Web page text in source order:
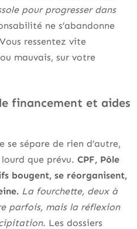
pour progresser dans
ne s’abandonne
ressentez vite
mauvais, sur votre
financement et aides
se sépare de rien d’autre,
que prévu. CPF, Pôle
bougent, se réorganisent,
La fourchette, deux à
parfois, mais la réflexion
Les dossiers